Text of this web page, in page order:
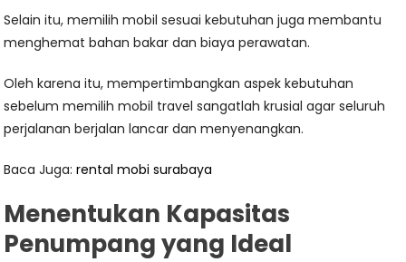
Selain itu, memilih mobil sesuai kebutuhan juga membantu
menghemat bahan bakar dan biaya perawatan.
Oleh karena itu, mempertimbangkan aspek kebutuhan
sebelum memilih mobil travel sangatlah krusial agar seluruh
perjalanan berjalan lancar dan menyenangkan.
Baca Juga:rental mobi surabaya
Menentukan Kapasitas
Penumpang yang Ideal